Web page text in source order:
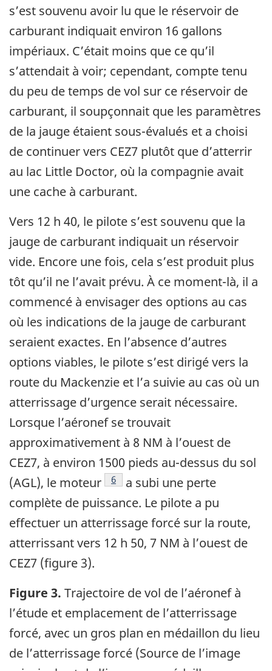
s’est souvenu avoir lu que le réservoir de
carburant indiquait environ 16 gallons
impériaux. C’était moins que ce qu’il
s’attendait à voir; cependant, compte tenu
du peu de temps de vol sur ce réservoir de
carburant, il soupçonnait que les paramètres
de la jauge étaient sous-évalués et a choisi
de continuer vers CEZ7 plutôt que d’atterrir
au lac Little Doctor, où la compagnie avait
une cache à carburant.
Vers 12 h 40, le pilote s’est souvenu que la
jauge de carburant indiquait un réservoir
vide. Encore une fois, cela s’est produit plus
tôt qu’il ne l’avait prévu. À ce moment-là, il a
commencé à envisager des options au cas
où les indications de la jauge de carburant
seraient exactes. En l’absence d’autres
options viables, le pilote s’est dirigé vers la
route du Mackenzie et l’a suivie au cas où un
atterrissage d’urgence serait nécessaire.
Lorsque l’aéronef se trouvait
approximativement à 8 NM à l’ouest de
CEZ7, à environ 1500 pieds au-dessus du sol
(AGL), le moteur
6
a subi une perte
complète de puissance. Le pilote a pu
effectuer un atterrissage forcé sur la route,
atterrissant vers 12 h 50, 7 NM à l’ouest de
CEZ7 (figure 3).
Figure 3. Trajectoire de vol de l’aéronef à
l’étude et emplacement de l’atterrissage
forcé, avec un gros plan en médaillon du lieu
de l’atterrissage forcé (Source de l’image